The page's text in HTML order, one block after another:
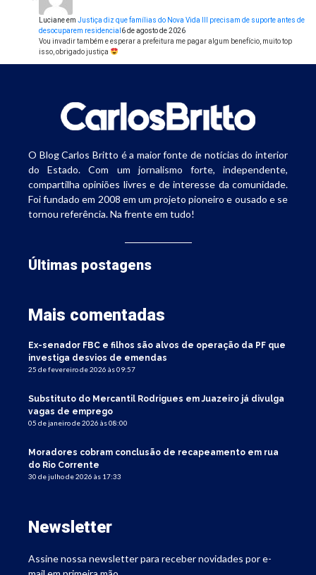
Lucianeem Justiça diz que famílias do Nova Vida III precisam de suporte antes de
desocuparem residencial 6 de agosto de 2026
Vou invadir também e esperar a prefeitura me pagar algum benefício, muito top
isso, obrigado justiça
O Blog Carlos Britto é a maior fonte de notícias do interior
do Estado. Com um jornalismo forte, independente,
compartilha opiniões livres e de interesse da comunidade.
Foi fundado em 2008 em um projeto pioneiro e ousado e se
tornou referência. Na frente em tudo!
Últimas postagens
Mais comentadas
Ex-senador FBC e filhos são alvos de operação da PF que
investiga desvios de emendas
25 de fevereiro de 2026 às 09:57
Substituto do Mercantil Rodrigues em Juazeiro já divulga
vagas de emprego
05 de janeiro de 2026 às 08:00
Moradores cobram conclusão de recapeamento em rua
do Rio Corrente
30 de julho de 2026 às 17:33
Newsletter
Assine nossa newsletter para receber novidades por e-